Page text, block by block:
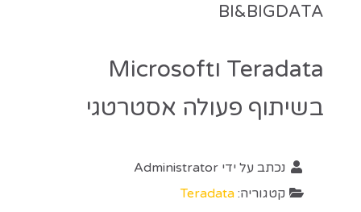
BI&BIGDATA
Teradata וMicrosoft
בשיתוף פעולה אסטרטגי
נכתב על ידי Administrator
קטגוריה: Teradata